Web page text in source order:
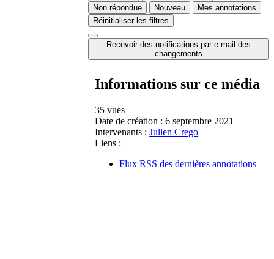
Non répondue
Nouveau
Mes annotations
Réinitialiser les filtres
Recevoir des notifications par e-mail des
changements
Informations sur ce média
35 vues
Date de création : 6 septembre 2021
Intervenants : Julien Crego
Liens :
Flux RSS des dernières annotations